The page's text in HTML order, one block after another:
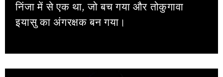
निंजा में से एक था, जो बच गया और तोकुगावा
इयासु का अंगरक्षक बन गया।